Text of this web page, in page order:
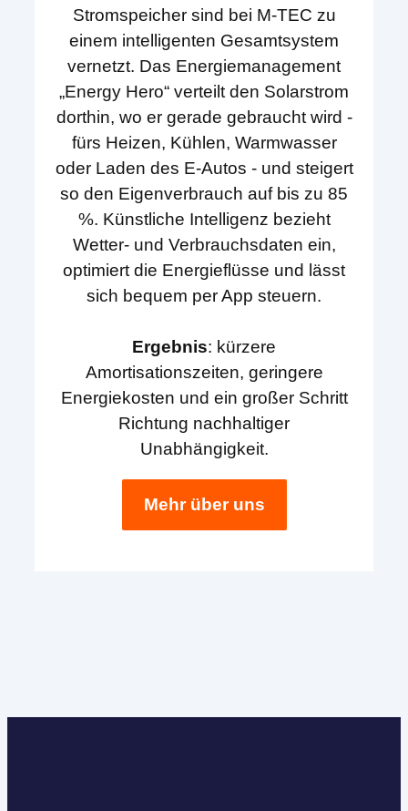
Stromspeicher sind bei M-TEC zu
einem intelligenten Gesamtsystem
vernetzt. Das Energiemanagement
„Energy Hero“ verteilt den Solarstrom
dorthin, wo er gerade gebraucht wird -
fürs Heizen, Kühlen, Warmwasser
oder Laden des E-Autos - und steigert
so den Eigenverbrauch auf bis zu 85
%. Künstliche Intelligenz bezieht
Wetter- und Verbrauchsdaten ein,
optimiert die Energieflüsse und lässt
sich bequem per App steuern.
Ergebnis: kürzere
Amortisationszeiten, geringere
Energiekosten und ein großer Schritt
Richtung nachhaltiger
Unabhängigkeit.
Mehr über uns